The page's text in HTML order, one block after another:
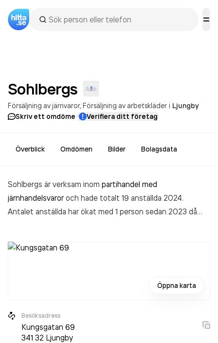
Sohlbergs
Försäljning av järnvaror Försäljning av arbetskläder i Ljungby
Skriv ett omdöme· Verifiera ditt företag
Överblick Omdömen Bilder Bolagsdata
Sohlbergs är verksam inom partihandel med
järnhandelsvaroroch hade totalt 19 anställda 2024.
Antalet anställda har ökat med 1 person sedan 2023 då
92 657 000,00 kr
Öppna karta
Besöksadress
Kungsgatan 69
341 32 Ljungby